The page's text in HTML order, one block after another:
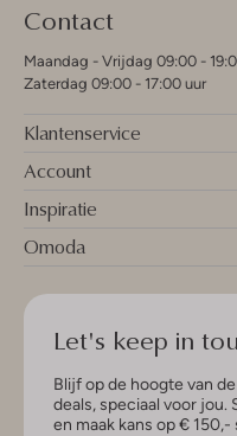
Contact
Maandag - Vrijdag 09:00 -
Zaterdag 09:00 - 17:00 uur
Klantenservice
Account
Inspiratie
Omoda
Let's keep in
Blijf op de hoogte van
deals, speciaal voor
en maak kans op €